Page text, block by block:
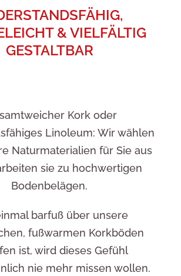
Unternehmen
Karriere
Kundenservice
& VIELFÄLTIG
GESTALTBAR
Kork oder
Linoleum: Wir wählen
Naturmaterialien für Sie aus
sie zu hochwertigen
Bodenbelägen.
barfuß über unsere
fußwarmen Korkböden
ist, wird dieses Gefühl
nie mehr missen wollen.